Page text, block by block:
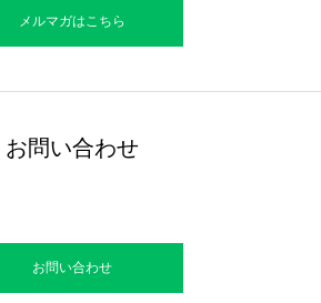
メルマガはこちら
お問い合わせ
お問い合わせ